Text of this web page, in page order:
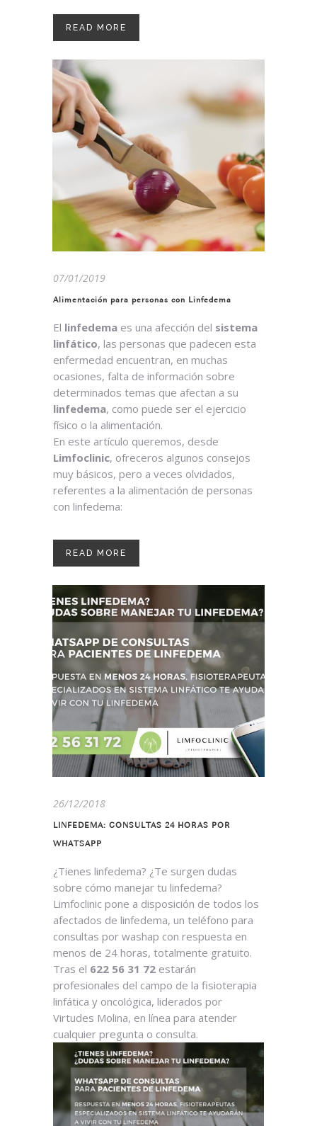
READ MORE
07/01/2019
Alimentación para personas con Linfedema
El linfedema es una afección del sistema
linfático, las personas que padecen esta
enfermedad encuentran, en muchas
ocasiones, falta de información sobre
determinados temas que afectan a su
linfedema, como puede ser el ejercicio
físico o la alimentación.
En este artículo queremos, desde
Limfoclinic, ofreceros algunos consejos
muy básicos, pero a veces olvidados,
referentes a la alimentación de personas
con linfedema:
READ MORE
26/12/2018
LINFEDEMA: CONSULTAS 24 HORAS POR
WHATSAPP
¿Tienes linfedema? ¿Te surgen dudas
sobre cómo manejar tu linfedema?
Limfoclinic pone a disposición de todos los
afectados de linfedema, un teléfono para
consultas por washap con respuesta en
menos de 24 horas, totalmente gratuito.
Tras el 622 56 31 72 estarán
profesionales del campo de la fisioterapia
linfática y oncológica, liderados por
Virtudes Molina, en línea para atender
cualquier pregunta o consulta.